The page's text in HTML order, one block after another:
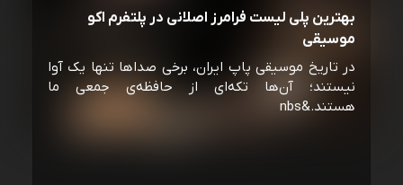
بهترین پلی لیست فرامرز اصلانی در پلتفرم اکو
موسیقی
در تاریخ موسیقی پاپ ایران، برخی صداها تنها یک آوا
نیستند؛ آن‌ها تکه‌ای از حافظه‌ی جمعی ما
هستند.&nbs